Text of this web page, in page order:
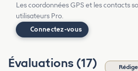
Les coordonnées GPS et les contacts
utilisateurs Pro.
Connectez-vous
Évaluations (17)